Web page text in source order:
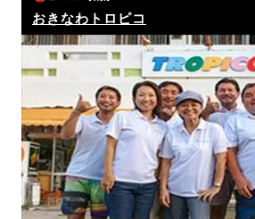
おきなわトロピコ